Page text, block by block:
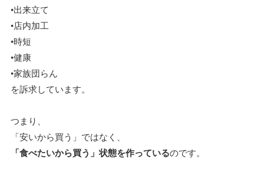
•出来立て
•店内加工
•時短
•健康
•家族団らん
を訴求しています。
つまり、
「安いから買う」ではなく、
「食べたいから買う」状態を作っているのです。